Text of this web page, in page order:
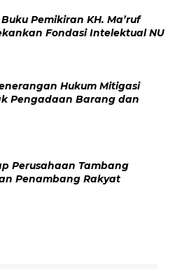
Pemikiran KH. Ma’ruf
Fondasi Intelektual NU
Hukum Mitigasi
Pengadaan Barang dan
Perusahaan Tambang
Penambang Rakyat